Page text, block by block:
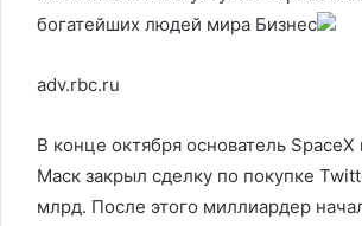
богатейших людей мира Бизнес
adv.rbc.ru
В конце октября основатель
Маск закрыл сделку по покупке
млрд. После этого миллиардер